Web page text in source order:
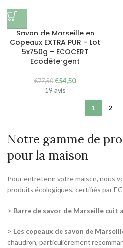
Savon de Marseille en
Copeaux EXTRA PUR – Lot
5x750g – ECOCERT
Ecodétergent
€77,50 Le
prix
€54,50Le
actuel
€54,50.
19 avis
1 2
Notre gamme de
pour la maison
Pour entretenir votre maison, nous
produits écologiques, certifiés par
> Barre de savon de Marseille cuit
> Les copeaux de savon de
chaudron, particulièrement